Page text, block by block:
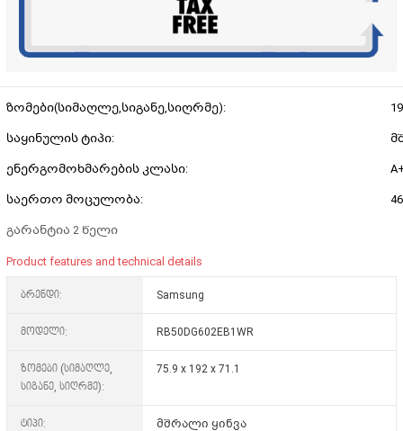
ზომები(სიმაღლე,სიგანე,სიღრმე):
საყინულის ტიპი:
ენერგომოხმარების კლასი:
საერთო მოცულობა:
გარანტია 2 წელი
Product features and technical details
ბრენდი: Samsung
მოდელი: RB50DG602EB1WR
ზომები (სიმაღლე,
სიგანე, სიღრმე):
75.9 x 192 x 71.1
ტიპი: მშრალი ყინვა